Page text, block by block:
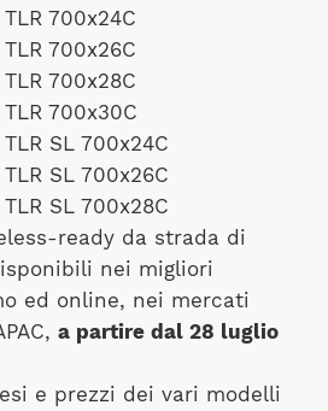
700x24C
700x26C
700x28C
700x30C
SL 700x24C
SL 700x26C
SL 700x28C
ready da strada di
nei migliori
ed online, nei mercati
a partire dal 28 luglio
e prezzi dei vari modelli